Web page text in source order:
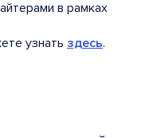
в рамках
узнать здесь.